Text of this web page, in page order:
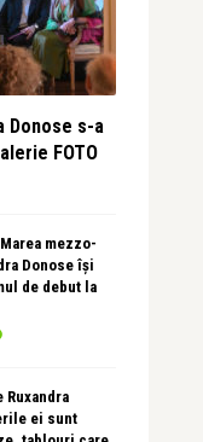
Donose s-a
FOTO
mezzo-
Donose își
de debut la
Ruxandra
ei sunt